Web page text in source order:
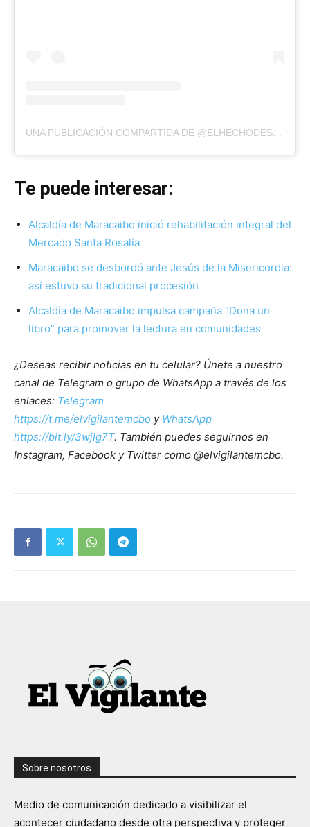
UNA PUBLICACIÓN COMPARTIDA DE @ELHECHODESTACADO
Te puede interesar:
Alcaldía de Maracaibo inició rehabilitación integral del
Mercado Santa Rosalía
Maracaibo se desbordó ante Jesús de la Misericordia:
así estuvo su tradicional procesión
Alcaldía de Maracaibo impulsa campaña “Dona un
libro” para promover la lectura en comunidades
¿Deseas recibir noticias en tu celular? Únete a nuestro
canal de Telegram o grupo de WhatsApp a través de los
enlaces: Telegram
https://t.me/elvigilantemcbo y WhatsApp
https://bit.ly/3wjIg7T. También puedes seguirnos en
Instagram, Facebook y Twitter como @elvigilantemcbo.
Sobre nosotros
Medio de comunicación dedicado a visibilizar el
acontecer ciudadano desde otra perspectiva y proteger